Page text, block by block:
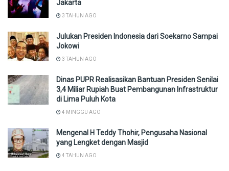
Jakarta
3 TAHUN AGO
Julukan Presiden Indonesia dari Soekarno Sampai
Jokowi
3 TAHUN AGO
Dinas PUPR Realisasikan Bantuan Presiden Senilai
3,4 Miliar Rupiah Buat Pembangunan Infrastruktur
di Lima Puluh Kota
4 MINGGU AGO
Mengenal H Teddy Thohir, Pengusaha Nasional
yang Lengket dengan Masjid
4 TAHUN AGO